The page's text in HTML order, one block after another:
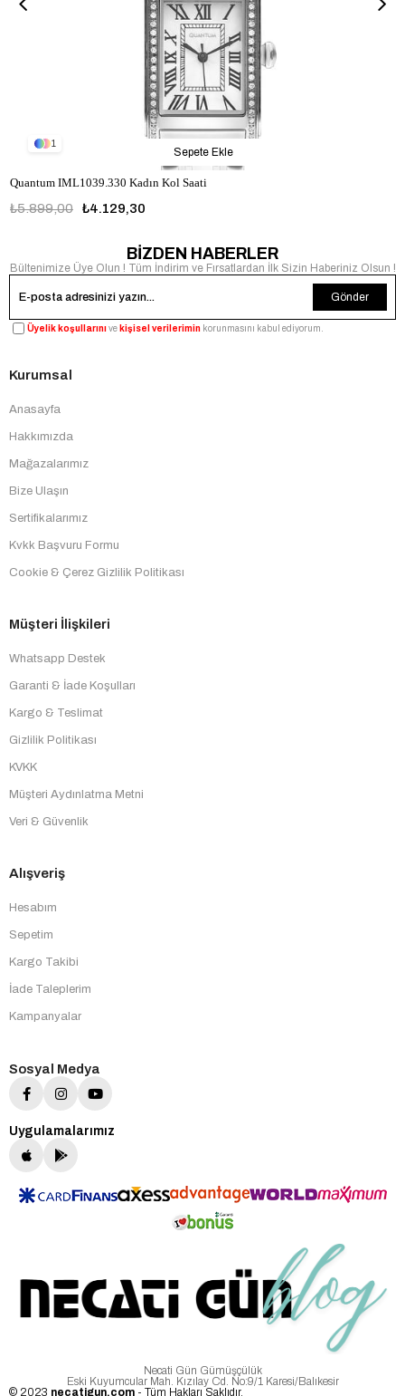
1
Quantum IML1039.330 Kadın Kol Saati
₺4.129,30
₺5.899,00
Sepete Ekle
BİZDEN HABERLER
Bültenimize Üye Olun ! Tüm İndirim ve Fırsatlardan İlk Sizin Haberiniz Olsun !
Gönder
Üyelik koşullarınıve kişisel verilerimin korunmasını kabul ediyorum.
Kurumsal
Anasayfa
Hakkımızda
Mağazalarımız
Bize Ulaşın
Sertifikalarımız
Kvkk Başvuru Formu
Cookie & Çerez Gizlilik Politikası
Müşteri İlişkileri
Whatsapp Destek
Garanti & İade Koşulları
Kargo & Teslimat
Gizlilik Politikası
KVKK
Müşteri Aydınlatma Metni
Veri & Güvenlik
Alışveriş
Hesabım
Sepetim
Kargo Takibi
İade Taleplerim
Kampanyalar
Sosyal Medya
Uygulamalarımız
Necati Gün Gümüşçülük
Eski Kuyumcular Mah. Kızılay Cd. No:9/1 Karesi/Balıkesir
© 2023 necatigun.com - Tüm Hakları Saklıdır.